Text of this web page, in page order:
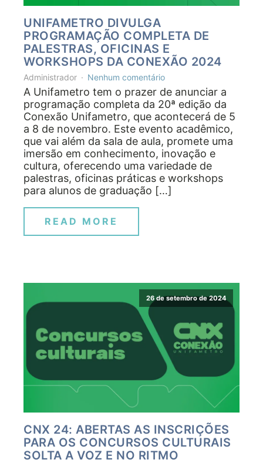
UNIFAMETRO DIVULGA
PROGRAMAÇÃO COMPLETA DE
PALESTRAS, OFICINAS E
WORKSHOPS DA CONEXÃO 2024
Administrador Nenhum comentário
A Unifametro tem o prazer de anunciar a
programação completa da 20ª edição da
Conexão Unifametro, que acontecerá de 5
a 8 de novembro. Este evento acadêmico,
que vai além da sala de aula, promete uma
imersão em conhecimento, inovação e
cultura, oferecendo uma variedade de
palestras, oficinas práticas e workshops
para alunos de graduação […]
READ MORE
26 de setembro de 2024
CNX 24: ABERTAS AS INSCRIÇÕES
PARA OS CONCURSOS CULTURAIS
SOLTA A VOZ E NO RITMO